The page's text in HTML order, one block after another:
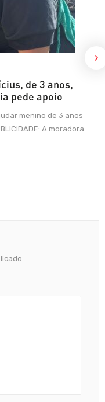
de 3 anos,
pede apoio
menino de 3 anos
A moradora